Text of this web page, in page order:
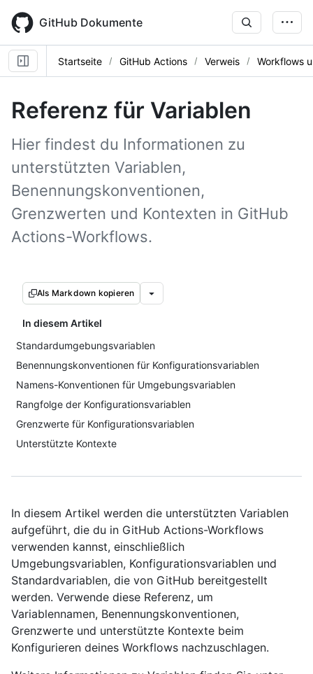
main
content
GitHub Dokumente
Startseite GitHub Actions Verweis Workflows
Referenz für Variablen
Hier findest du Informationen zu
unterstützten Variablen,
Benennungskonventionen,
Grenzwerten und Kontexten in GitHub
Actions-Workflows.
Als Markdown kopieren
In diesem Artikel
Standardumgebungsvariablen
Benennungskonventionen für Konfigurationsvariablen
Namens-Konventionen für Umgebungsvariablen
Rangfolge der Konfigurationsvariablen
Grenzwerte für Konfigurationsvariablen
Unterstützte Kontexte
In diesem Artikel werden die unterstützten Variablen
aufgeführt, die du in GitHub Actions-Workflows
verwenden kannst, einschließlich
Umgebungsvariablen, Konfigurationsvariablen und
Standardvariablen, die von GitHub bereitgestellt
werden. Verwende diese Referenz, um
Variablennamen, Benennungskonventionen,
Grenzwerte und unterstützte Kontexte beim
Konfigurieren deines Workflows nachzuschlagen.